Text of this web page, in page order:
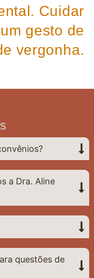
Cuidar
gesto de
vergonha.
a Dra. Aline
questões de